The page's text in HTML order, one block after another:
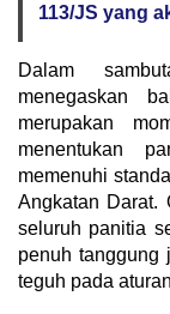
113/JS yang
Dalam
menegaskan
merupakan
menentukan
memenuhi
Angkatan Darat.
seluruh panitia
penuh tanggung
teguh pada